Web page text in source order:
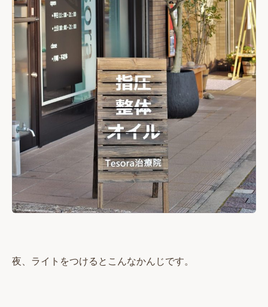
夜、ライトをつけるとこんなかんじです。